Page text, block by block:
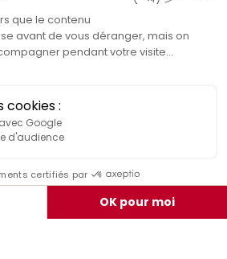
des données
de vente
plans et découvertes
vivre en famille et entre
amis